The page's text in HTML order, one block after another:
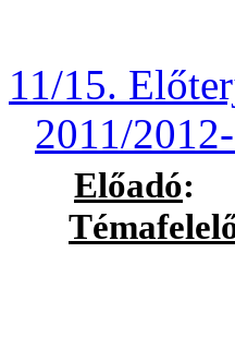
11/15.
2011/
Előadó: